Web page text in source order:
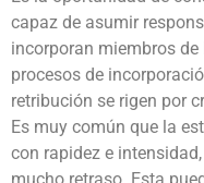
capaz de asumir
incorporan miembros
procesos de
retribución se rigen por
Es muy común que la
con rapidez e